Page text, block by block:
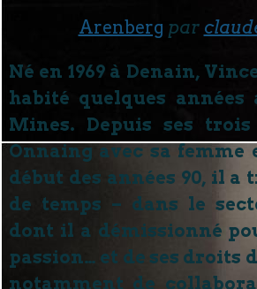
Arenberg par
Né en 1969 à Denain,
habité quelques années
Mines. Depuis ses
Onnaing avec sa femme
début des années 90, il a
de temps – dans le
dont il a démissionné
passion… et de ses droits
notamment de